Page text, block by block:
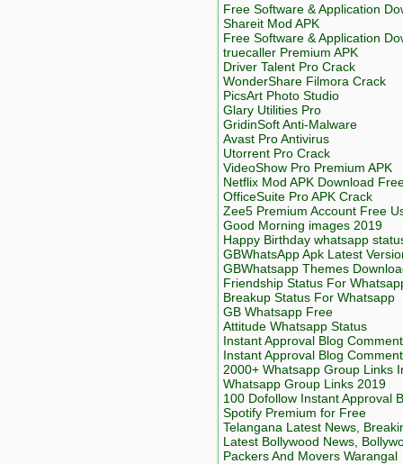
Free Software & Application
Shareit Mod APK
Free Software & Application
truecaller Premium APK
Driver Talent Pro Crack
WonderShare Filmora Crack
PicsArt Photo Studio
Glary Utilities Pro
GridinSoft Anti-Malware
Avast Pro Antivirus
Utorrent Pro Crack
VideoShow Pro Premium APK
Netflix Mod APK Download
OfficeSuite Pro APK Crack
Zee5 Premium Account Free
Good Morning images 2019
Happy Birthday whatsapp
GBWhatsApp Apk Latest
GBWhatsapp Themes
Friendship Status For
Breakup Status For Whatsapp
GB Whatsapp Free
Attitude Whatsapp Status
Instant Approval Blog
Instant Approval Blog
2000+ Whatsapp Group Links
Whatsapp Group Links 2019
100 Dofollow Instant Approval
Spotify Premium for Free
Telangana Latest News,
Latest Bollywood News,
Packers And Movers Warangal